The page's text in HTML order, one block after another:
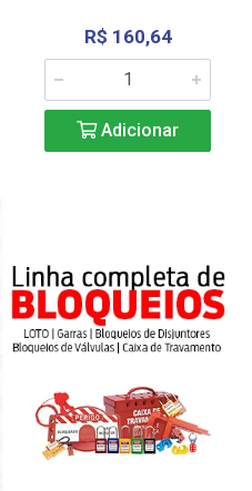
R$ 160,64
Adicionar